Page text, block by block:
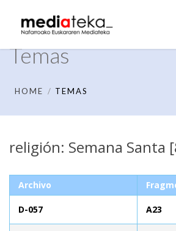
Temas
HOME TEMAS
religión: Semana Santa
Archivo
D-057 A23